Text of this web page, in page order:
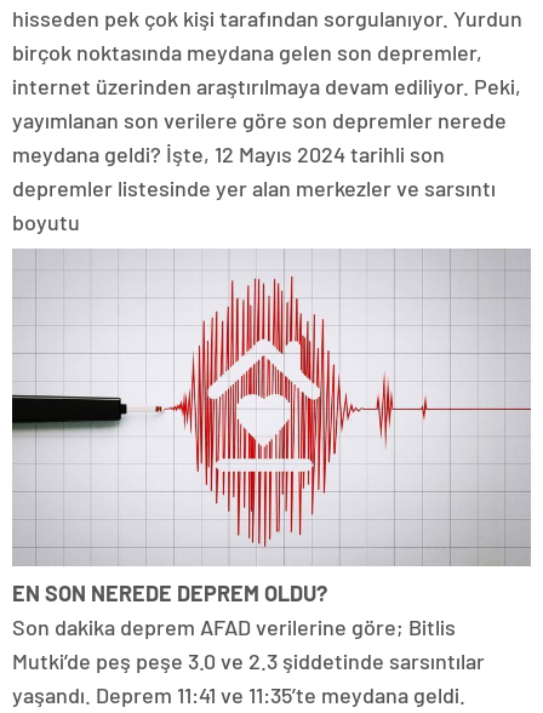
hisseden pek çok kişi tarafından sorgulanıyor. Yurdun
birçok noktasında meydana gelen son depremler,
internet üzerinden araştırılmaya devam ediliyor. Peki,
yayımlanan son verilere göre son depremler nerede
meydana geldi? İşte, 12 Mayıs 2024 tarihli son
depremler listesinde yer alan merkezler ve sarsıntı
boyutu
EN SON NEREDE DEPREM OLDU?
Son dakika deprem AFAD verilerine göre; Bitlis
Mutki’de peş peşe 3.0 ve 2.3 şiddetinde sarsıntılar
yaşandı. Deprem 11:41 ve 11:35’te meydana geldi.